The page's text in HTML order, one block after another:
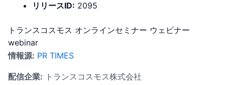
リリースID: 2095
トランスコスモス オンラインセミナー ウェビナー
webinar
情報源: PR TIMES
配信企業: トランスコスモス株式会社